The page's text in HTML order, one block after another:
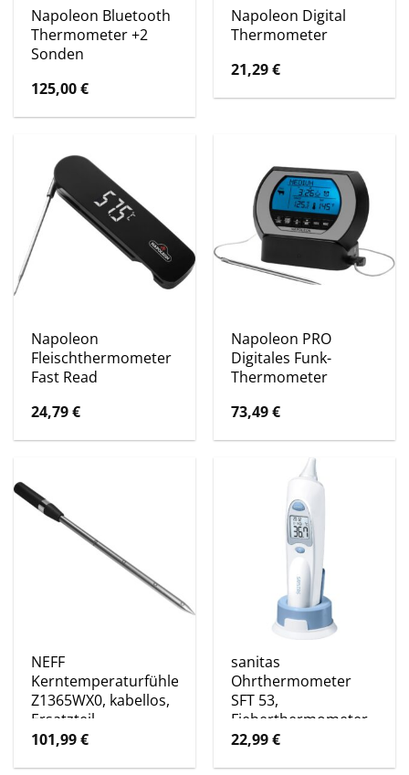
Napoleon Bluetooth
Thermometer +2
Sonden
125,00€
Napoleon Digital
Thermometer
21,29€
Napoleon
Fleischthermometer
Fast Read
24,79€
Napoleon PRO
Digitales Funk-
Thermometer
73,49€
NEFF
Kerntemperaturfühler
Z1365WX0, kabellos,
Ersatzteil
101,99€
sanitas
Ohrthermometer
SFT 53,
Fieberthermometer
22,99€